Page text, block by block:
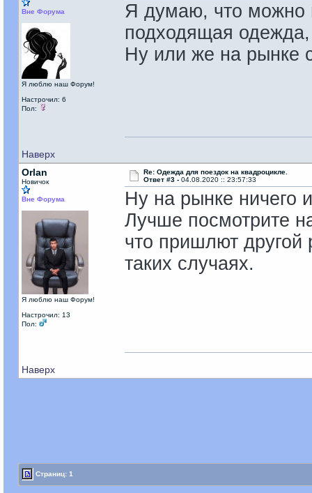
Вне Форума
Я люблю наш Форум!
Настрочил: 6
Пол:
Я думаю, что можно
подходящая одежда,
Ну или же на рынке
Наверх
Orlan
Новичок
Вне Форума
Я люблю наш Форум!
Настрочил: 13
Пол:
Re: Одежда для поездок на квадроцикле.
Ответ #3 - 04.08.2020 :: 23:57:33
Ну на рынке ничего
Лучше посмотрите
что пришлют другой
таких случаях.
Наверх
Страниц: 1